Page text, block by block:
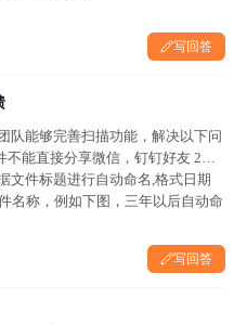
写回答
队能够完善扫描功能，解决以下问
不能直接分享微信，钉钉好友 2扫
文件标题进行自动命名,格式日期
名称，例如下图，三年以后自动命
写回答